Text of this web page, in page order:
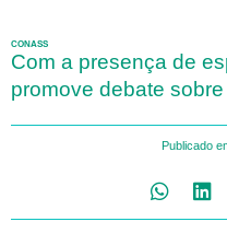
CONASS
Com a presença de
promove debate
Publicado